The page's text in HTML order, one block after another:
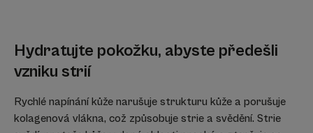
Hydratujte pokožku, abyste předešli
vzniku strií
Rychlé napínání kůže narušuje strukturu kůže a porušuje
kolagenová vlákna, což způsobuje strie a svědění. Strie